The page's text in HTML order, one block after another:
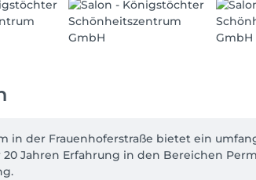
in der Frauenhoferstraße bietet ein
Jahren Erfahrung in den Bereichen